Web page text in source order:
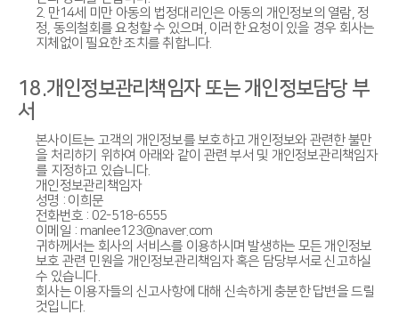
2. 만14세 미만 아동의 법정대리인은 아동의 개인정보의 열람, 정
정, 동의철회를 요청할 수 있으며, 이러한 요청이 있을 경우 회사는
지체없이 필요한 조치를 취합니다.
18.개인정보관리책임자 또는 개인정보담당 부
서
본사이트는 고객의 개인정보를 보호하고 개인정보와 관련한 불만
을 처리하기 위하여 아래와 같이 관련 부서 및 개인정보관리책임자
를 지정하고 있습니다.
개인정보관리책임자
성명 : 이희문
전화번호 : 02-518-6555
이메일 : manlee123@naver.com
귀하께서는 회사의 서비스를 이용하시며 발생하는 모든 개인정보
보호 관련 민원을 개인정보관리책임자 혹은 담당부서로 신고하실
수 있습니다.
회사는 이용자들의 신고사항에 대해 신속하게 충분한 답변을 드릴
것입니다.